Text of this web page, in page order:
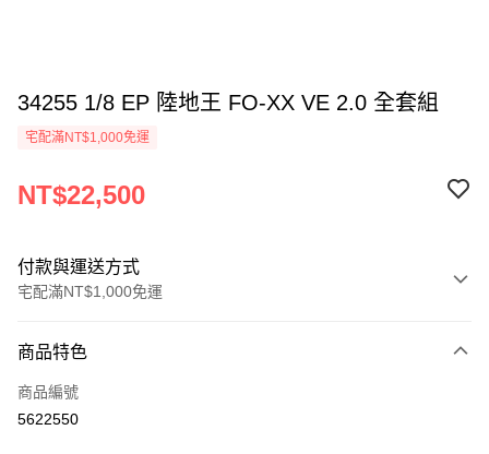
34255 1/8 EP 陸地王 FO-XX VE 2.0 全套組
宅配滿NT$1,000免運
NT$22,500
付款與運送方式
宅配滿NT$1,000免運
信用卡一次付款
信用卡分期付款
商品特色
商品編號
5622550